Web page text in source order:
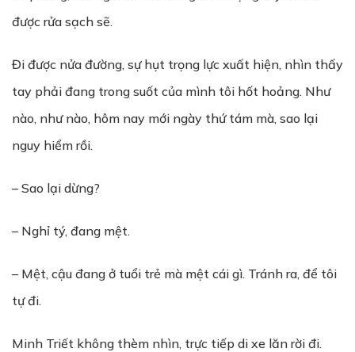
được rửa sạch sẽ.
Đi được nửa đường, sự hụt trọng lực xuất hiện, nhìn thấy
tay phải đang trong suốt của mình tôi hốt hoảng. Như
nào, như nào, hôm nay mới ngày thứ tám mà, sao lại
nguy hiểm rồi.
– Sao lại dừng?
– Nghỉ tý, đang mệt.
– Mệt, cậu đang ở tuổi trẻ mà mệt cái gì. Tránh ra, để tôi
tự đi.
Minh Triết không thèm nhìn, trực tiếp di xe lăn rời đi.